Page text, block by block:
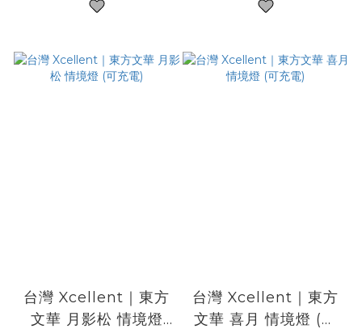
台灣 Xcellent｜東方
文華 月影松 情境燈
台灣 Xcellent｜東方
文華 喜月 情境燈 (可